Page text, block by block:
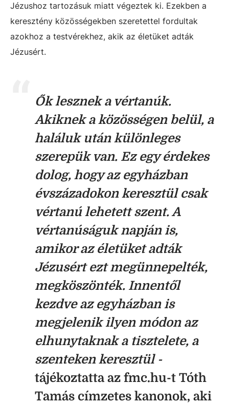
Jézushoz tartozásuk miatt végeztek ki. Ezekben a
keresztény közösségekben szeretettel fordultak
azokhoz a testvérekhez, akik az életüket adták
Jézusért.
Ők lesznek a vértanúk.
Akiknek a közösségen belül, a
haláluk után különleges
szerepük van. Ez egy érdekes
dolog, hogy az egyházban
évszázadokon keresztül csak
vértanú lehetett szent. A
vértanúságuk napján is,
amikor az életüket adták
Jézusért ezt megünnepelték,
megköszönték. Innentől
kezdve az egyházban is
megjelenik ilyen módon az
elhunytaknak a tisztelete, a
szenteken keresztül -
tájékoztatta az fmc.hu-t Tóth
Tamás címzetes kanonok, aki